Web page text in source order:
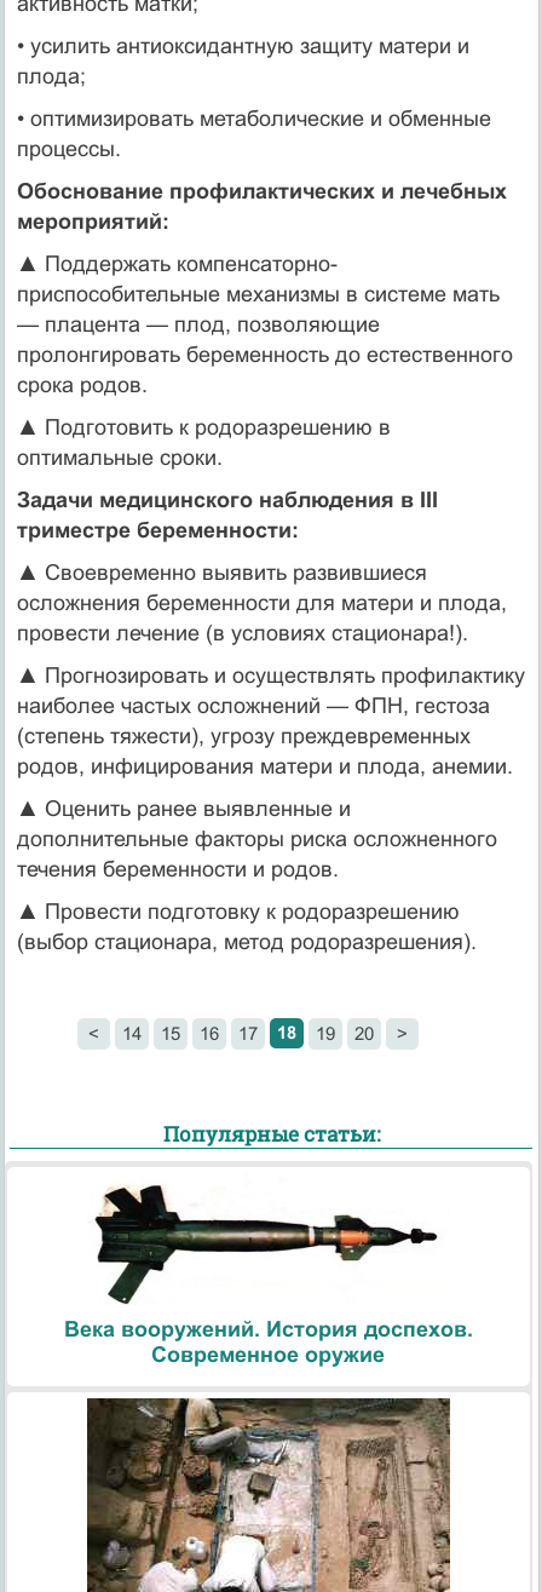
• усилить антиоксидантную защиту матери и
плода;
• оптимизировать метаболические и обменные
процессы.
Обоснование профилактических и лечебных
мероприятий:
▲ Поддержать компенсаторно-
приспособительные механизмы в системе мать
— плацента — плод, позволяющие
пролонгировать беременность до естественного
срока родов.
▲ Подготовить к родоразрешению в
оптимальные сроки.
Задачи медицинского наблюдения в III
триместре беременности:
▲ Своевременно выявить развившиеся
осложнения беременности для матери и плода,
провести лечение (в условиях стационара!).
▲ Прогнозировать и осуществлять профилактику
наиболее частых осложнений — ФПН, гестоза
(степень тяжести), угрозу преждевременных
родов, инфицирования матери и плода, анемии.
▲ Оценить ранее выявленные и
дополнительные факторы риска осложненного
течения беременности и родов.
▲ Провести подготовку к родоразрешению
(выбор стационара, метод родоразрешения).
< 14 15 16 17 18 19 20 >
Популярные статьи:
Века вооружений. История доспехов.
Современное оружие